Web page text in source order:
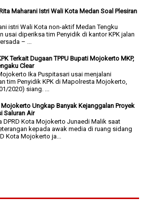
Maharani Istri Wali Kota Medan Soal Plesiran
istri Wali Kota non-aktif Medan Tengku
usai diperiksa tim Penyidik di kantor KPK jalan
– ...
Terkait Dugaan TPPU Bupati Mojokerto MKP,
Clear
Ika Puspitasari usai menjalani
tim Penyidik KPK di Mapolresta Mojokerto,
2020) siang. ...
Mojokerto Ungkap Banyak Kejanggalan Proyek
Saluran Air
DPRD Kota Mojokerto Junaedi Malik saat
kepada awak media di ruang sidang
Kota Mojokerto ja...